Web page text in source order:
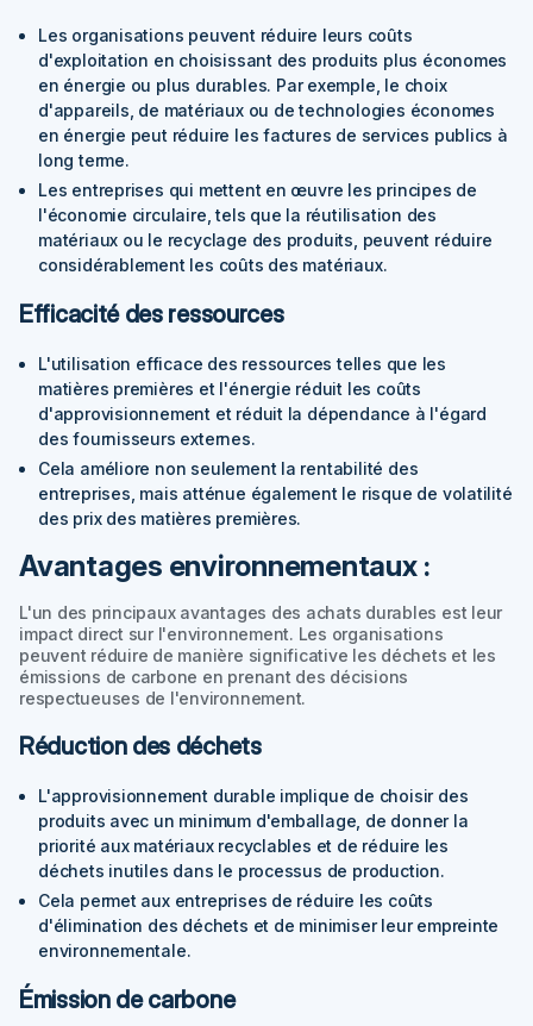
Les organisations peuvent réduire leurs coûts
d'exploitation en choisissant des produits plus économes
en énergie ou plus durables. Par exemple , le choix
d'appareils, de matériaux ou de technologies économes
en énergie peut réduire les factures de services publics à
long terme.
Les entreprises qui mettent en œuvre les principes de
l'économie circulaire, tels que la réutilisation des
matériaux ou le recyclage des produits, peuvent réduire
considérablement les coûts des matériaux.
Efficacité des ressources
L'utilisation efficace des ressources telles que les
matières premières et l'énergie réduit les coûts
d'approvisionnement et réduit la dépendance à l'égard
des fournisseurs externes.
Cela améliore non seulement la rentabilité des
entreprises, mais atténue également le risque de volatilité
des prix des matières premières.
Avantages environnementaux :
L'un des principaux avantages des achats durables est leur
impact direct sur l'environnement. Les organisations
peuvent réduire de manière significative les déchets et les
émissions de carbone en prenant des décisions
respectueuses de l'environnement.
Réduction des déchets
L'approvisionnement durable implique de choisir des
produits avec un minimum d'emballage, de donner la
priorité aux matériaux recyclables et de réduire les
déchets inutiles dans le processus de production.
Cela permet aux entreprises de réduire les coûts
d'élimination des déchets et de minimiser leur empreinte
environnementale.
Émission de carbone